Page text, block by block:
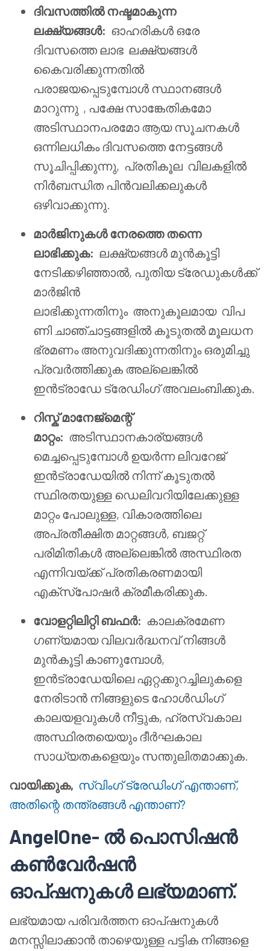
ദിവസത്തിൽ നഷ്ടമാകുന്ന
ലക്ഷ്യങ്ങൾ: ഓഹരികൾ ഒരേ
ദിവസത്തെ ലാഭ ലക്ഷ്യങ്ങൾ
കൈവരിക്കുന്നതിൽ
പരാജയപ്പെടുമ്പോൾ സ്ഥാനങ്ങൾ
മാറുന്നു , പക്ഷേ സാങ്കേതികമോ
അടിസ്ഥാനപരമോ ആയ സൂചനകൾ
ഒന്നിലധികം ദിവസത്തെ നേട്ടങ്ങൾ
സൂചിപ്പിക്കുന്നു, പ്രതികൂല വിലകളിൽ
നിർബന്ധിത പിൻവലിക്കലുകൾ
ഒഴിവാക്കുന്നു.
മാർജിനുകൾ നേരത്തെ തന്നെ
ലാഭിക്കുക: ലക്ഷ്യങ്ങൾ മുൻകൂട്ടി
നേടിക്കഴിഞ്ഞാൽ, പുതിയ ട്രേഡുകൾക്ക്
മാർജിൻ
ലാഭിക്കുന്നതിനും അനുകൂലമായ വിപ
ണി ചാഞ്ചാട്ടങ്ങളിൽ കൂടുതൽ മൂലധന
ഭ്രമണം അനുവദിക്കുന്നതിനും ഒരുമിച്ചു
പ്രവർത്തിക്കുക അല്ലെങ്കിൽ
ഇൻട്രാഡേ ട്രേഡിംഗ് അവലംബിക്കുക.
റിസ്ക് മാനേജ്മെന്റ്
മാറ്റം: അടിസ്ഥാനകാര്യങ്ങൾ
മെച്ചപ്പെടുമ്പോൾ ഉയർന്ന ലിവറേജ്
ഇൻട്രാഡേയിൽ നിന്ന് കൂടുതൽ
സ്ഥിരതയുള്ള ഡെലിവറിയിലേക്കുള്ള
മാറ്റം പോലുള്ള, വികാരത്തിലെ
അപ്രതീക്ഷിത മാറ്റങ്ങൾ, ബജറ്റ്
പരിമിതികൾ അല്ലെങ്കിൽ അസ്ഥിരത
എന്നിവയ്ക്ക് പ്രതികരണമായി
എക്സ്പോഷർ ക്രമീകരിക്കുക.
വോളറ്റിലിറ്റി ബഫർ: കാലക്രമേണ
ഗണ്യമായ വിലവർദ്ധനവ് നിങ്ങൾ
മുൻകൂട്ടി കാണുമ്പോൾ,
ഇൻട്രാഡേയിലെ ഏറ്റക്കുറച്ചിലുകളെ
നേരിടാൻ നിങ്ങളുടെ ഹോൾഡിംഗ്
കാലയളവുകൾ നീട്ടുക, ഹ്രസ്വകാല
അസ്ഥിരതയെയും ദീർഘകാല
സാധ്യതകളെയും സന്തുലിതമാക്കുക.
വായിക്കുക, സ്വിംഗ് ട്രേഡിംഗ് എന്താണ്,
അതിന്റെ തന്ത്രങ്ങൾ എന്താണ്?
AngelOne- ൽപൊസിഷൻ
കൺവേർഷൻ
ഓപ്ഷനുകൾ ലഭ്യമാണ്.
ലഭ്യമായ പരിവർത്തന ഓപ്ഷനുകൾ
മനസ്സിലാക്കാൻ താഴെയുള്ള പട്ടിക നിങ്ങളെ